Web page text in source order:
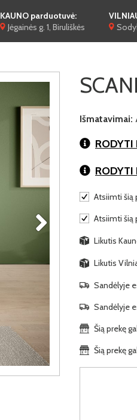
KAUNO parduotuvė:
Jėgainės g. 1, Biruliškės
Išmatavimai:
RODYTI
RODYTI
Atsiimti šią
Atsiimti šią
Likutis
Likutis
Sandėlyje
Sandėlyje
Šią prekę
Šią prekę